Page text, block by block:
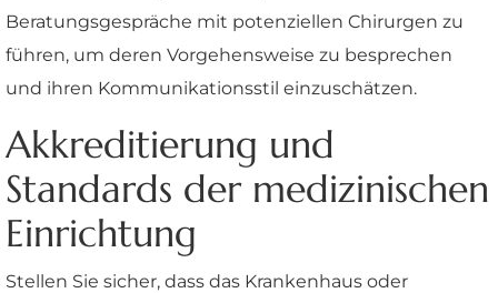
Beratungsgespräche mit potenziellen Chirurgen zu
führen, um deren Vorgehensweise zu besprechen
und ihren Kommunikationsstil einzuschätzen.
Akkreditierung und
Standards der medizinischen
Einrichtung
Stellen Sie sicher, dass das Krankenhaus oder